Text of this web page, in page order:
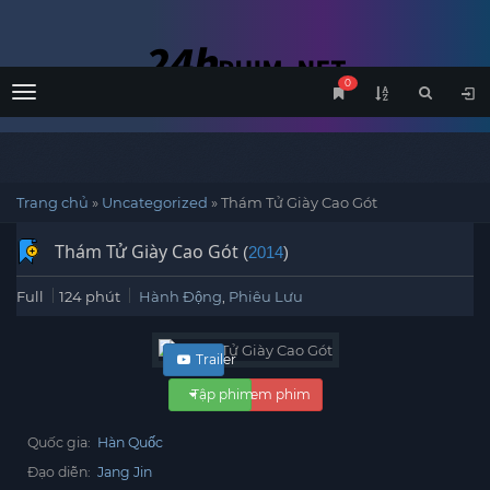
Menu
0
Trang chủ » Uncategorized »Thám Tử Giày Cao Gót
Thám Tử Giày Cao Gót (2014)
Full 124 phút Hành Động Phiêu Lưu
Xem phim
Trailer
Tập phim
Quốc gia: Hàn Quốc
Đạo diễn: Jang Jin